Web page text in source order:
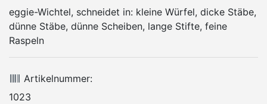
eggie-Wichtel, schneidet in: kleine Würfel, dicke Stäbe,
dünne Stäbe, dünne Scheiben, lange Stifte, feine
Raspeln
Artikelnummer:
1023